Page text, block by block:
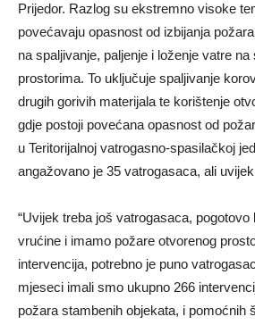
Prijedor. Razlog su ekstremno visoke
povećavaju opasnost od izbijanja
na spaljivanje, paljenje i loženje vatre
prostorima. To uključuje spaljivanje
drugih gorivih materijala te korištenje
gdje postoji povećana opasnost od
u Teritorijalnoj vatrogasno-spasilačkoj
angažovano je 35 vatrogasaca, ali
“Uvijek treba još vatrogasaca,
vrućine i imamo požare otvorenog
intervencija, potrebno je puno
mjeseci imali smo ukupno 266
požara stambenih objekata, i pomoćnih